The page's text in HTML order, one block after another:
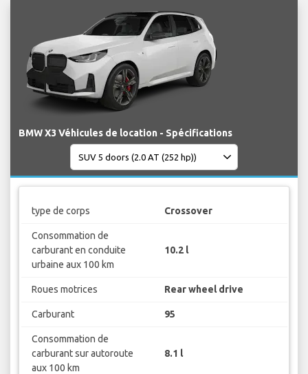
BMW X3 Véhicules de location - Spécifications
type de corps Crossover
Consommation de
carburant en conduite
urbaine aux 100 km
10.2 l
Roues motrices Rear wheel drive
Carburant 95
Consommation de
carburant sur autoroute
aux 100 km
8.1 l